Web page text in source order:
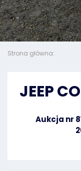
Strona główna:
JEEP
Aukcja nr